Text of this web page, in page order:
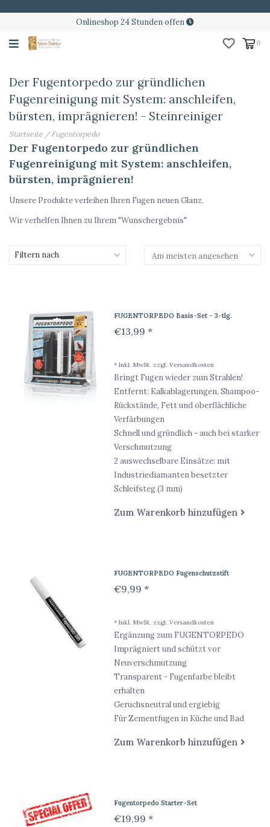
Onlineshop 24 Stunden offen
0
Der Fugentorpedo zur gründlichen
Fugenreinigung mit System: anschleifen,
bürsten, imprägnieren! - Steinreiniger
Startseite /Fugentorpedo
Der Fugentorpedo zur gründlichen
Fugenreinigung mit System: anschleifen,
bürsten, imprägnieren!
Unsere Produkte verleihen Ihren Fugen neuen Glanz.
Wir verhelfen Ihnen zu Ihrem "Wunschergebnis"
Filtern nach
FUGENTORPEDO Basis-Set - 3-tlg.
€13,99 *
* Inkl. MwSt. zzgl.Versandkosten
Bringt Fugen wieder zum Strahlen!
Entfernt: Kalkablagerungen, Shampoo-
Rückstände, Fett und oberflächliche
Verfärbungen
Schnell und gründlich - auch bei starker
Verschmutzung
2 auswechselbare Einsätze: mit
Industriediamanten besetzter
Schleifsteg (3 mm)
Zum Warenkorb hinzufügen
FUGENTORPEDO Fugenschutzstift
€9,99 *
* Inkl. MwSt. zzgl.Versandkosten
Ergänzung zum FUGENTORPEDO
Imprägniert und schützt vor
Neuverschmutzung
Transparent - Fugenfarbe bleibt
erhalten
Geruchsneutral und ergiebig
Für Zementfugen in Küche und Bad
Zum Warenkorb hinzufügen
Fugentorpedo Starter-Set
€19,99 *